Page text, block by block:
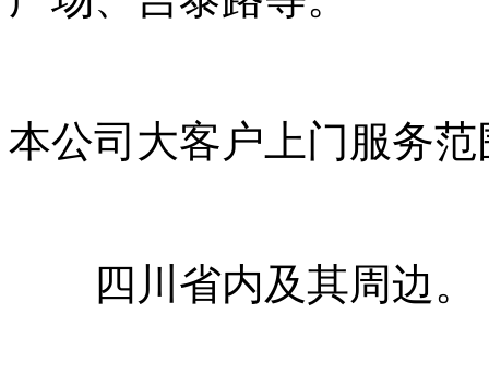
本公司大客户上门服务
四川省内及其周边。